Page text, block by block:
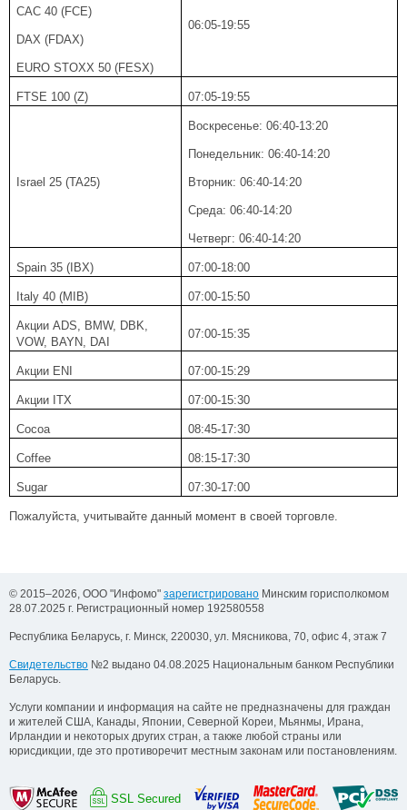
CAC 40 (FCE)
DAX (FDAX)
EURO STOXX 50 (FESX)
06:05-19:55
FTSE 100 (Z) 07:05-19:55
Israel 25 (TA25)
Воскресенье: 06:40-13:20
Понедельник: 06:40-14:20
Вторник: 06:40-14:20
Среда: 06:40-14:20
Четверг: 06:40-14:20
Spain 35 (IBX) 07:00-18:00
Italy 40 (MIB) 07:00-15:50
Акции ADS, BMW, DBK,
VOW, BAYN, DAI
07:00-15:35
Акции ENI 07:00-15:29
Акции ITX 07:00-15:30
Cocoa 08:45-17:30
Coffee 08:15-17:30
Sugar 07:30-17:00
Пожалуйста, учитывайте данный момент в своей торговле.
© 2015–2026, ООО "Инфомо" зарегистрировано Минским горисполкомом
28.07.2025 г. Регистрационный номер 192580558
Республика Беларусь, г. Минск, 220030, ул. Мясникова, 70, офис 4, этаж 7
Свидетельство №2 выдано 04.08.2025 Национальным банком Республики
Беларусь.
Услуги компании и информация на сайте не предназначены для граждан
и жителей США, Канады, Японии, Северной Кореи, Мьянмы, Ирана,
Ирландии и некоторых других стран, а также любой страны или
юрисдикции, где это противоречит местным законам или постановлениям.
SSL Secured